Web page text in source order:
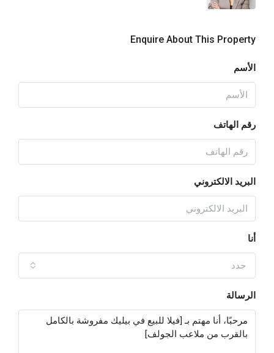
Enquire About This Property
الأسم
رقم الهاتف
البريد الالكتروني
أنا
حدد
الرسالة